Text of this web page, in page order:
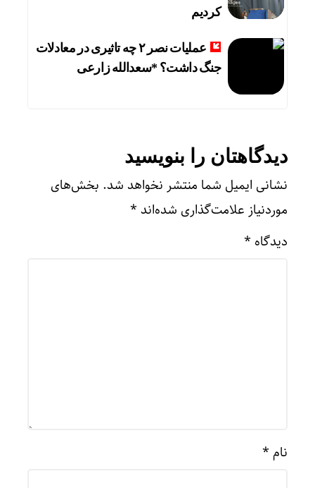
کردیم
عملیات نصر ۲ چه تاثیری در معادلات
جنگ داشت؟ *سعدالله زارعی
دیدگاهتان را بنویسید
نشانی ایمیل شما منتشر نخواهد شد. بخش‌های
موردنیاز علامت‌گذاری شده‌اند *
دیدگاه *
نام *